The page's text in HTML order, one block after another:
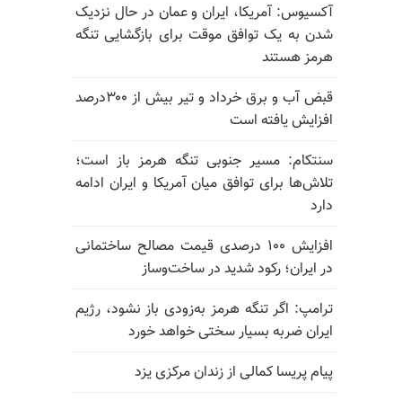
آکسیوس: آمریکا، ایران و عمان در حال نزدیک
شدن به یک توافق موقت برای بازگشایی تنگه
هرمز هستند
قبض آب و برق خرداد و تیر بیش از ۳۰۰درصد
افزایش یافته است
سنتکام: مسیر جنوبی تنگه هرمز باز است؛
تلاش‌ها برای توافق میان آمریکا و ایران ادامه
دارد
افزایش ۱۰۰ درصدی قیمت مصالح ساختمانی
در ایران؛ رکود شدید در ساخت‌وساز
ترامپ: اگر تنگه هرمز به‌زودی باز نشود، رژیم
ایران ضربه بسیار سختی خواهد خورد
پیام پریسا کمالی از زندان مرکزی یزد